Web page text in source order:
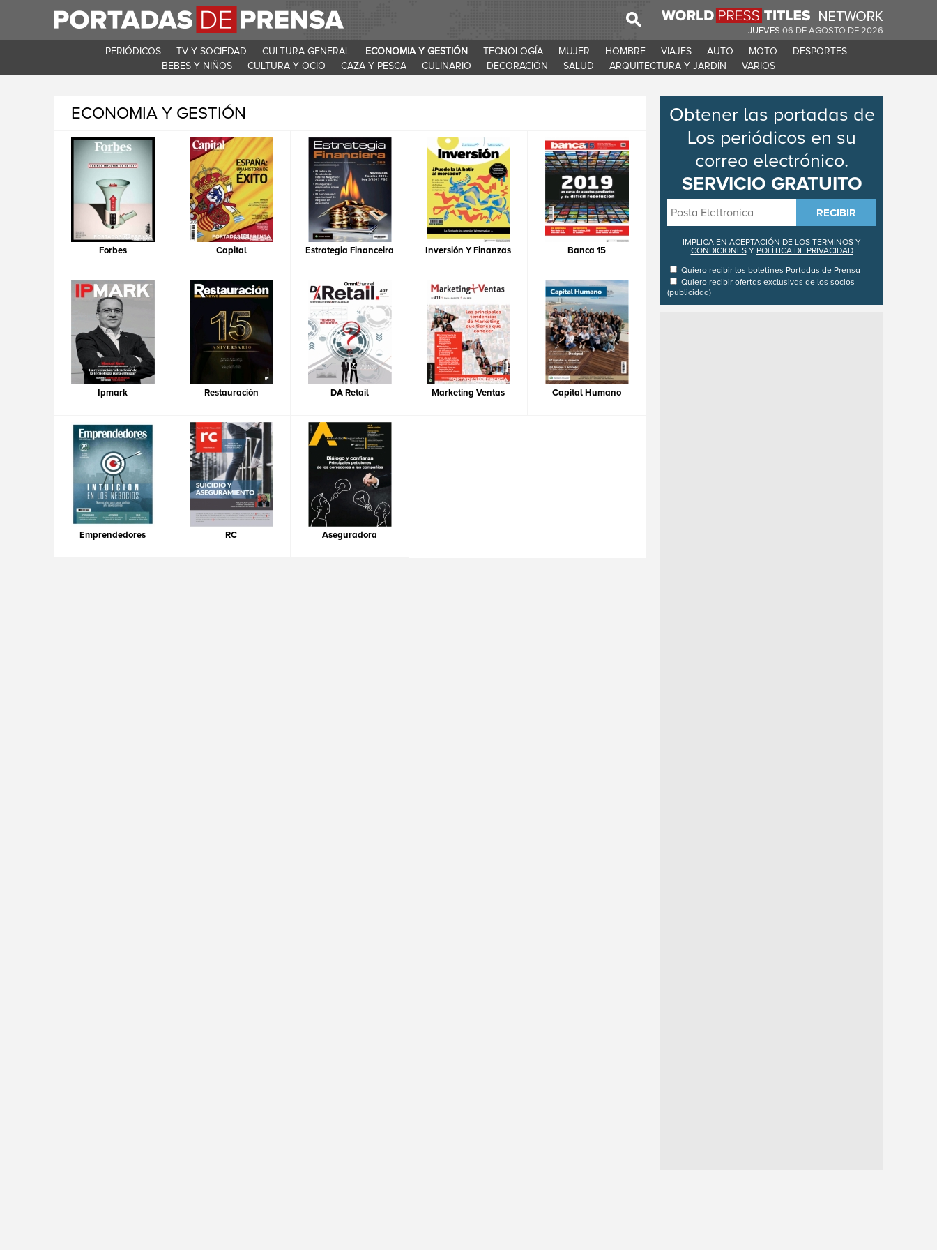
JUEVES 06 DE AGOSTO DE 2026
PERIÓDICOS TV Y SOCIEDAD CULTURA GENERAL ECONOMIA Y GESTIÓN TECNOLOGÍA MUJER HOMBRE VIAJES AUTO MOTO
DESPORTES
BEBES Y NIÑOS
CULTURA Y OCIO CAZA Y PESCA CULINARIO DECORACIÓN SALUD ARQUITECTURA Y JARDÍN VARIOS
ECONOMIA Y GESTIÓN
Forbes Capital Estrategia Financeira Inversión Y Finanzas Banca 15
Ipmark Restauración DA Retail Marketing Ventas Capital Humano
Emprendedores RC Aseguradora
Obtener las portadas de
Los periódicos en su
correo electrónico.
SERVICIO GRATUITO
RECIBIR
IMPLICA EN ACEPTACIÓN DE LOS TERMINOS Y
CONDICIONESY POLÍTICA DE PRIVACIDAD
Quiero recibir los boletines Portadas de Prensa
Quiero recibir ofertas exclusivas de los socios
(publicidad)